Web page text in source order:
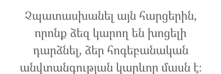
Չպատասխանել այն հարցերին,
որոնք ձեզ կարող են խոցելի
դարձնել, ձեր հոգեբանական
անվտանգության կարևոր մասն է։